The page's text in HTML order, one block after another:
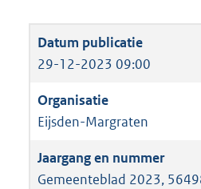
29-12-2023 09:00
Eijsden-Margraten
Gemeenteblad 2023,